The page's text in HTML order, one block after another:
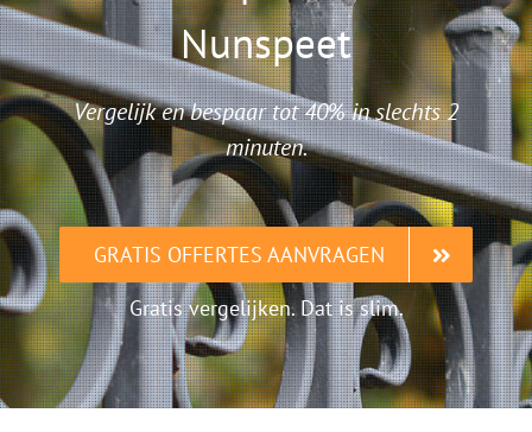
Nunspeet
Vergelijk en bespaar tot 40% in slechts 2
minuten.
GRATIS OFFERTES AANVRAGEN
Gratis vergelijken. Dat is slim.